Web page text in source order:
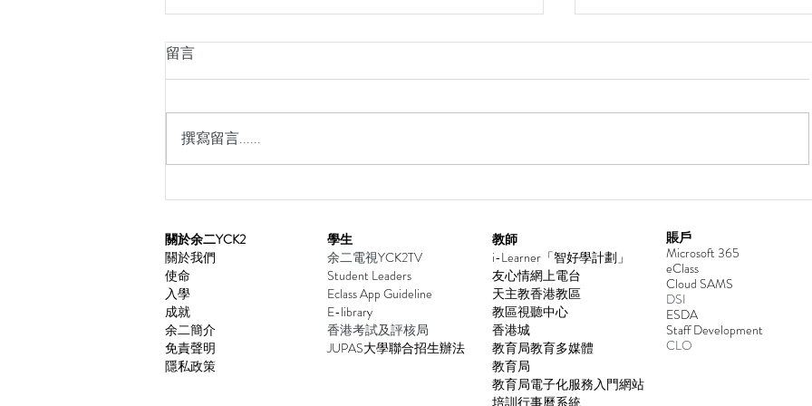
留言
撰寫留言......
​關於余二YCK2
關於我們
使命
入學
成就
余二簡介
免責聲明
隱私政策
學生
余二電視YCK2TV
Student Leaders
Eclass App Guideline
E-library
香港考試及評核局
JUPAS大學聯合招生辦法
教師
i-Learner「智好學計劃」
友心情網上電台
天主教香港教區
教區視聽中心
香港城
教育局教育多媒體
教育局
教育局電子化服務入門網站
賬戶
Microsoft 365
eClass
Cloud SAMS
DSI
ESDA
​Staff Development
CLO